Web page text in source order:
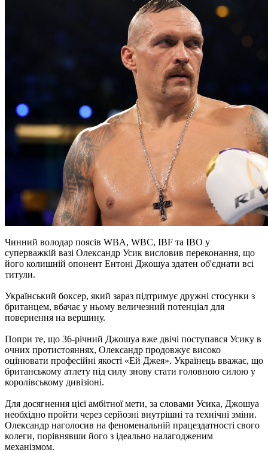
Чинний володар поясів WBA, WBC, IBF та IBO у
суперважкій вазі Олександр Усик висловив переконання, що
його колишній опонент Ентоні Джошуа здатен об'єднати всі
титули.
Український боксер, який зараз підтримує дружні стосунки з
британцем, вбачає у ньому величезний потенціал для
повернення на вершину.
Попри те, що 36-річний Джошуа вже двічі поступався Усику в
очних протистояннях, Олександр продовжує високо
оцінювати професійні якості «Ей Джея». Українець вважає, що
британському атлету під силу знову стати головною силою у
королівському дивізіоні.
Для досягнення цієї амбітної мети, за словами Усика, Джошуа
необхідно пройти через серйозні внутрішні та технічні зміни.
Олександр наголосив на феноменальній працездатності свого
колеги, порівнявши його з ідеально налагодженим
механізмом.